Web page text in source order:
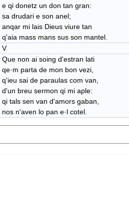
e qi donetz un don tan gran:
sa drudari e son anel;
​anqar mi lais Dieus viure tan
q'aia mass mans sus son mantel.
V
Que non ai soing d'estran lati
qe·m parta de mon bon vezi,
q'ieu sai de paraulas ​com van,
d'un breu sermon qi mi aple:
qi tals sen van d'amors gaban,
nos n'aven lo pan e·l cotel.